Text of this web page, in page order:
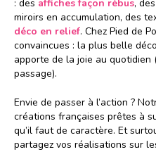
: des affiches façon rébus,
miroirs en accumulation, des
déco en relief. Chez Pied de
convaincues : la plus belle
apporte de la joie au quotidien
passage).
Envie de passer à l’action ?
créations françaises prêtes à
qu’il faut de caractère. Et
partagez vos réalisations sur